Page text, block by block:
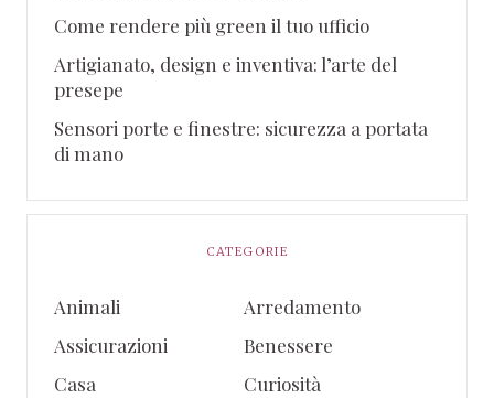
Come rendere più green il tuo ufficio
Artigianato, design e inventiva: l’arte del
presepe
Sensori porte e finestre: sicurezza a portata
di mano
CATEGORIE
Animali
Arredamento
Assicurazioni
Benessere
Casa
Curiosità